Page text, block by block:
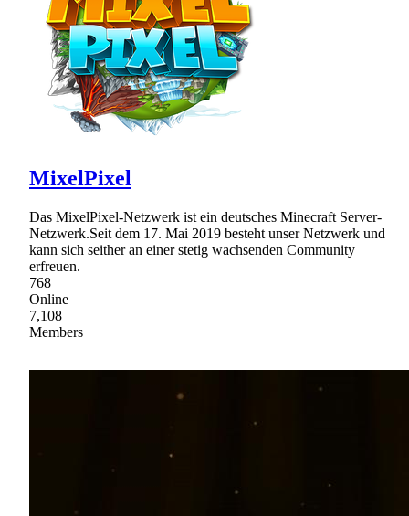
MixelPixel
Das MixelPixel-Netzwerk ist ein deutsches Minecraft Server-
Netzwerk.Seit dem 17. Mai 2019 besteht unser Netzwerk und
kann sich seither an einer stetig wachsenden Community
erfreuen.
768
Online
7,108
Members